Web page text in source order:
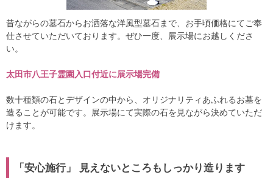
昔ながらの墓石からお洒落な洋風型墓石まで、お手頃価格にてご奉
仕させていただいております。ぜひ一度、展示場にお越しくださ
い。
太田市八王子霊園入口付近に展示場完備
数十種類の石とデザインの中から、オリジナリティあふれるお墓を
造ることが可能です。展示場にて実際の石を見ながら決めていただ
けます。
「安心施行」 見えないところもしっかり造ります